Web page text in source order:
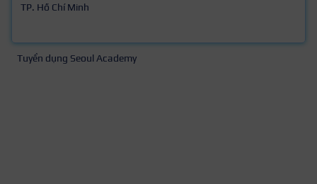
TP. Hồ Chí Minh
Tuyển dụng Seoul Academy